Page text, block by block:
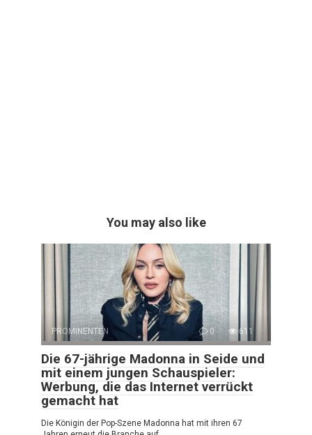
You may also like
PROMINENTEN 0 611
Die 67-jährige Madonna in Seide und
mit einem jungen Schauspieler:
Werbung, die das Internet verrückt
gemacht hat
Die Königin der Pop-Szene Madonna hat mit ihren 67